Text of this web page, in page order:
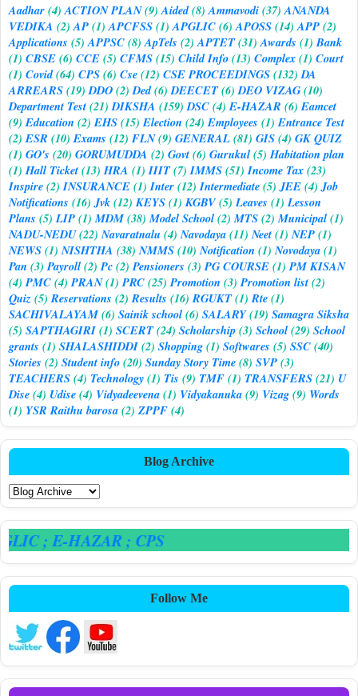
Aadhar(4) ACTION PLAN(9) Aided(8) Ammavodi(37) ANANDA
VEDIKA (2) AP(1) APCFSS(1) APGLIC(6) APOSS(14) APP(2)
Applications (5) APPSC(8) ApTels (2) APTET(31) Awards (1) Bank
(1) CBSE(6) CCE(5) CFMS(15) Child Info(13) Complex(1) Court
(1) Covid(64) CPS(6) Cse(12) CSE PROCEEDINGS(132) DA
ARREARS(19) DDO(2) Ded(6) DEECET(6) DEO VIZAG(10)
Department Test(21) DIKSHA (159) DSC(4) E-HAZAR (6) Eamcet
(9) Education (2) EHS(15) Election (24) Employees (1) Entrance Test
(2) ESR (10) Exams (12) FLN(9) GENERAL(81) GIS(4) GK QUIZ
(1) GO's (20) GORUMUDDA (2) Govt(6) Gurukul(5) Habitation plan
(1) Hall Ticket(13) HRA (1) IIIT(7) IMMS(51) Income Tax(23)
Inspire(2) INSURANCE(1) Inter(12) Intermediate(5) JEE(4) Job
Notifications (16) Jvk(12) KEYS(1) KGBV(5) Leaves (1) Lesson
Plans (5) LIP(1) MDM(38) Model School(2) MTS(2) Municipal(1)
NADU-NEDU(22) Navaratnalu (4) Navodaya(11) Neet(1) NEP(1)
NEWS(1) NISHTHA (38) NMMS(10) Notification (1) Novodaya(1)
Pan (3) Payroll(2) Pc(2) Pensioners (3) PG COURSE(1) PM KISAN
(4) PMC(4) PRAN(1) PRC(25) Promotion (3) Promotion list(2)
Quiz(5) Reservations (2) Results (16) RGUKT(1) Rte(1)
SACHIVALAYAM(6) Sainik school(6) SALARY(19) Samagra Siksha
(5) SAPTHAGIRI(1) SCERT(24) Scholarship(3) School(29) School
grants (1) SHALASHIDDI(2) Shopping(1) Softwares (5) SSC(40)
Stories (2) Student info(20) Sunday Story Time(8) SVP(3)
TEACHERS(4) Technology(1) Tis (9) TMF(1) TRANSFERS(21) U
Dise(4) Udise(4) Vidyadeevena(1) Vidyakanuka(9) Vizag(9) Words
(1) YSR Raithu barosa(2) ZPPF(4)
Blog Archive
; E-HAZAR; CPS
Follow Me